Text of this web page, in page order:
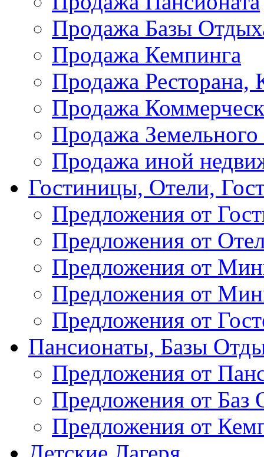
Продажа Базы
Продажа Кемпинга
Продажа Ресторана,
Продажа
Продажа Земельного
Продажа иной
Гостиницы, Отели,
Предложения от
Предложения от
Предложения от
Предложения от
Предложения от
Пансионаты, Базы
Предложения от
Предложения от Баз
Предложения от